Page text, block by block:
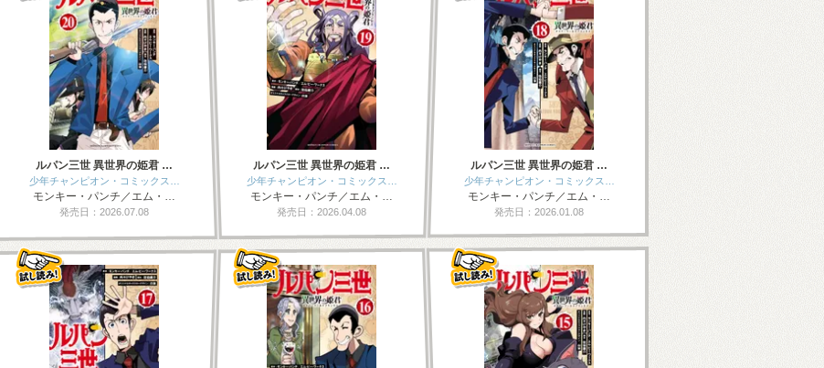
ルパン三世 異世界の姫君 …
少年チャンピオン・コミックス…
モンキー・パンチ／エム・…
発売日：2026.07.08
ルパン三世 異世界の姫君 …
少年チャンピオン・コミックス…
モンキー・パンチ／エム・…
発売日：2026.04.08
ルパン三世 異世界の姫君 …
少年チャンピオン・コミックス…
モンキー・パンチ／エム・…
発売日：2026.01.08